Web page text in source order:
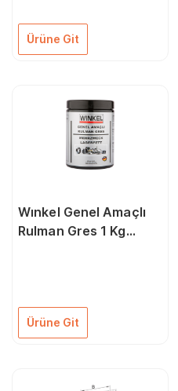
Ürüne Git
Wınkel Genel Amaçlı
Rulman Gres 1 Kg
Ürüne Git